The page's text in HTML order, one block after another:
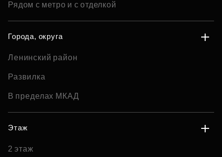
Рядом с метро и с отделкой
Города, округа
Ленинский район
Развилка
В пределах МКАД
Этаж
2 этаж